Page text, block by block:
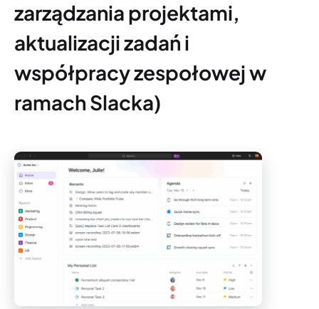
zarządzania projektami,
aktualizacji zadań i
współpracy zespołowej w
ramach Slacka)